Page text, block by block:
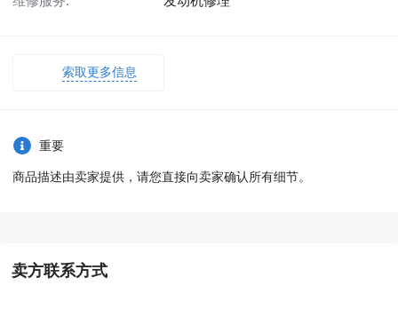
索取更多信息
重要
商品描述由卖家提供，请您直接向卖家确认所有细节。
卖方联系方式